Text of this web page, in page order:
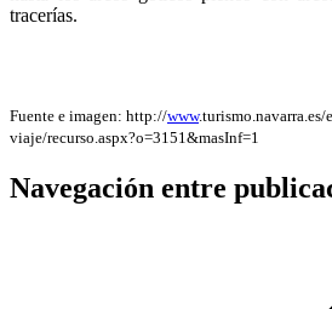
tracerías.
Fuente e imagen: http://www.turismo.navarra.es/
viaje/recurso.aspx?o=3151&masInf=1
Navegación entre